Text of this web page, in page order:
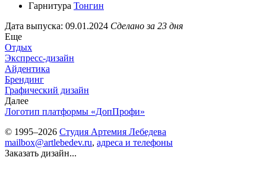
Гарнитура Тонгин
Дата выпуска: 09.01.2024 Сделано за 23 дня
Еще
Отдых
Экспресс-дизайн
Айдентика
Брендинг
Графический дизайн
Далее
Логотип платформы «ДопПрофи»
© 1995–2026 Студия Артемия Лебедева
mailbox@artlebedev.ru, адреса и телефоны
Заказать дизайн...